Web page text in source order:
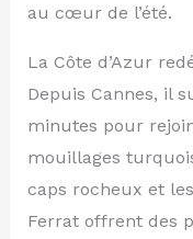
au cœur de l’été.
La Côte d’Azur
Depuis Cannes, il
minutes pour
mouillages
caps rocheux et
Ferrat offrent des